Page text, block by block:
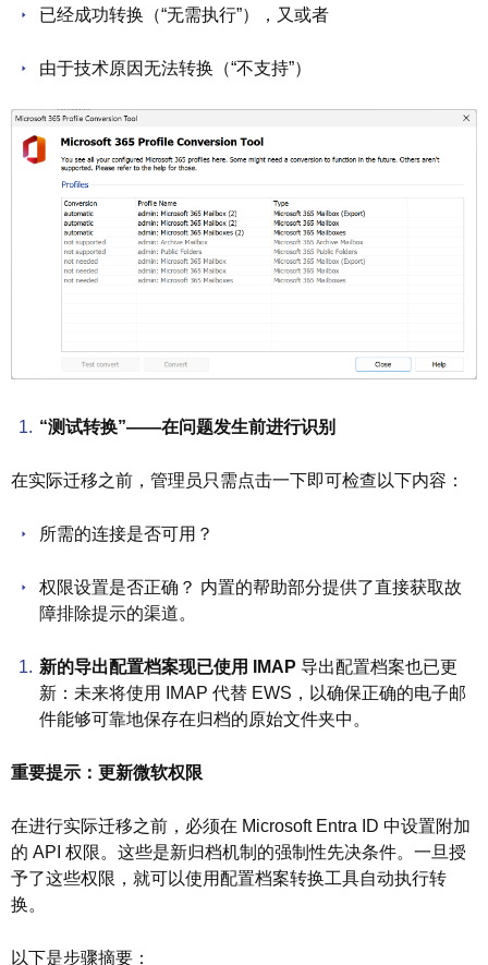
已经成功转换（“无需执行”），又或者
由于技术原因无法转换（“不支持”）
“测试转换”——在问题发生前进行识别
在实际迁移之前，管理员只需点击一下即可检查以下内容：
所需的连接是否可用？
权限设置是否正确？ 内置的帮助部分提供了直接获取故
障排除提示的渠道。
新的导出配置档案现已使用 IMAP 导出配置档案也已更
新：未来将使用 IMAP 代替 EWS，以确保正确的电子邮
件能够可靠地保存在归档的原始文件夹中。
重要提示：更新微软权限
在进行实际迁移之前，必须在 Microsoft Entra ID 中设置附加
的 API 权限。这些是新归档机制的强制性先决条件。一旦授
予了这些权限，就可以使用配置档案转换工具自动执行转
换。
以下是步骤摘要：